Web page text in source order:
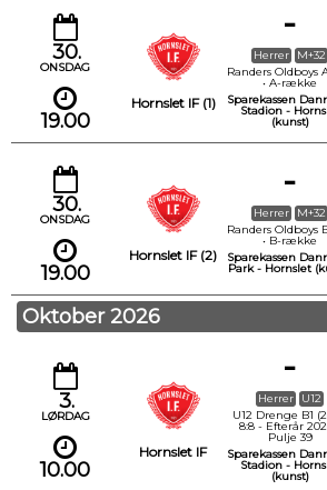
30.
ONSDAG
19.00
Hornslet IF (1)
-
Herrer
M+32
Randers Oldboys A
• A-række
Sparekassen
Stadion -
(kunst)
30.
ONSDAG
19.00
Hornslet IF (2)
-
Herrer
M+32
Randers Oldboys B
• B-række
Sparekassen
Park - Hornslet
Oktober 2026
3.
LØRDAG
10.00
Hornslet IF
-
Herrer
U12
U12 Drenge B1
8:8 - Efterår
Pulje 39
Sparekassen
Stadion -
(kunst)